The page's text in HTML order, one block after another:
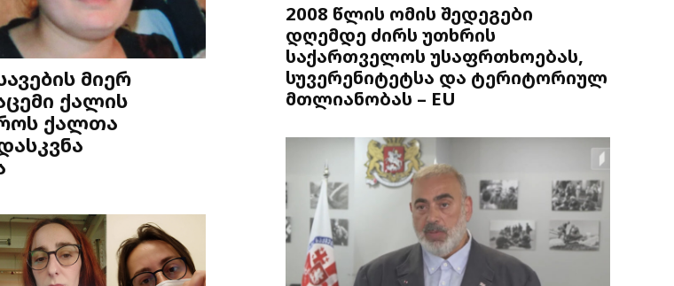
მიერ
ქალის
ქალთა
2008 წლის ომის შედეგები
დღემდე ძირს უთხრის
საქართველოს უსაფრთხოებას,
სუვერენიტეტსა და ტერიტორიულ
მთლიანობას – EU